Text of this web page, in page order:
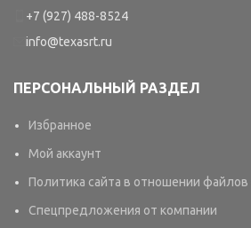
+7 (927) 488-8524
info@texasrt.ru
ПЕРСОНАЛЬНЫЙ РАЗДЕЛ
Избранное
Мой аккаунт
Политика сайта в отношении файлов
Спецпредложения от компании